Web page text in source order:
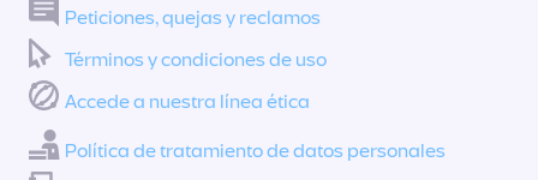
Peticiones, quejas y reclamos
Términos y condiciones de uso
Accede a nuestra línea ética
Política de tratamiento de datos personales